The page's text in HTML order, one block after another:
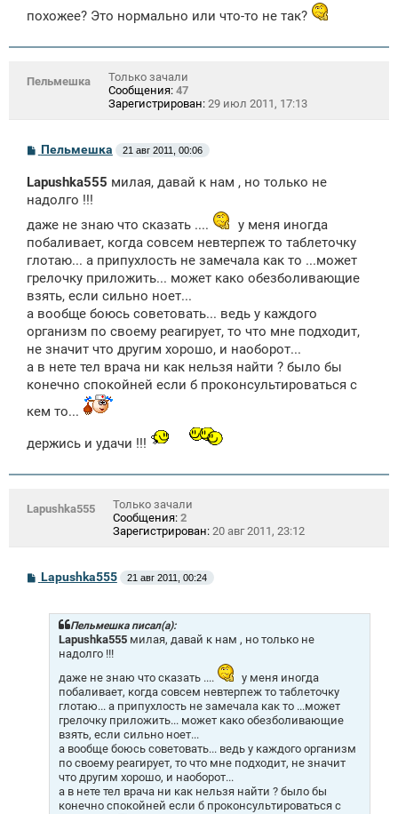
похожее? Это нормально или что-то не так?
Пельмешка
Только зачали
Сообщения: 47
Зарегистрирован: 29 июл 2011, 17:13
С
о
б
щ
е
н
е
Пельмешка 21 авг 2011, 00:06
Lapushka555 милая, давай к нам , но только не
надолго !!!
даже не знаю что сказать ....
у меня иногда
побаливает, когда совсем невтерпеж то таблеточку
глотаю... а припухлость не замечала как то ...может
грелочку приложить... может како обезболивающие
взять, если сильно ноет...
а вообще боюсь советовать... ведь у каждого
организм по своему реагирует, то что мне подходит,
не значит что другим хорошо, и наоборот...
а в нете тел врача ни как нельзя найти ? было бы
конечно спокойней если б проконсультироваться с
кем то...
держись и удачи !!!
Lapushka555
Только зачали
Сообщения: 2
Зарегистрирован: 20 авг 2011, 23:12
С
о
Lapushka555 21 авг 2011, 00:24
Пельмешка писал(а):
Lapushka555 милая, давай к нам , но только не
надолго !!!
даже не знаю что сказать ....
у меня иногда
побаливает, когда совсем невтерпеж то таблеточку
глотаю... а припухлость не замечала как то ...может
грелочку приложить... может како обезболивающие
взять, если сильно ноет...
а вообще боюсь советовать... ведь у каждого организм
по своему реагирует, то что мне подходит, не значит
что другим хорошо, и наоборот...
а в нете тел врача ни как нельзя найти ? было бы
конечно спокойней если б проконсультироваться с